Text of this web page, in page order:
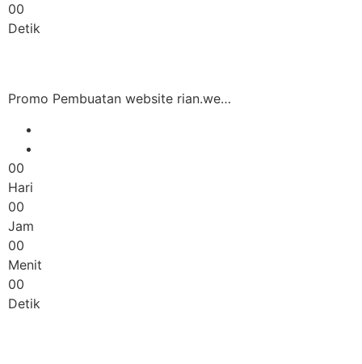
00
Detik
Promo Pembuatan website rian.we…
00
Hari
00
Jam
00
Menit
00
Detik